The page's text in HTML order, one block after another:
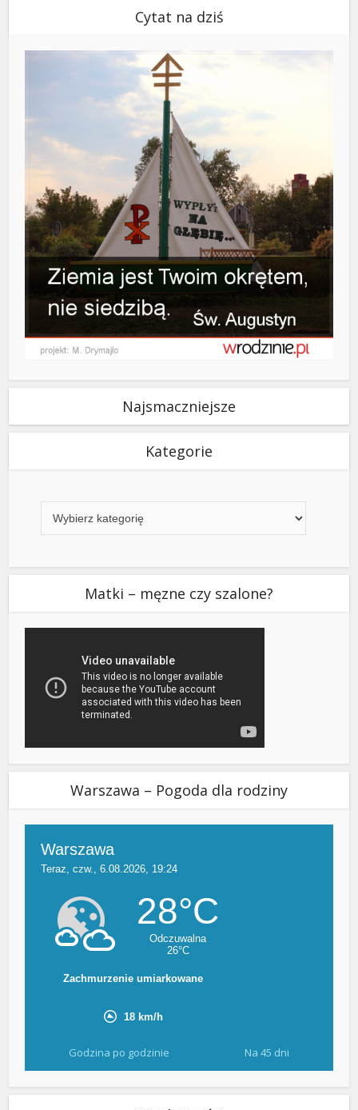
Cytat na dziś
Najsmaczniejsze
Kategorie
Matki – męzne czy szalone?
Warszawa – Pogoda dla rodziny
Godzina po godzinie Na 45 dni